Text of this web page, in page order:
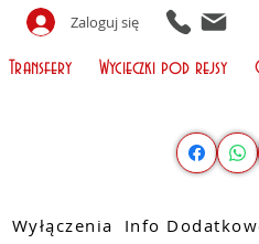
Zaloguj się
Transfery Wycieczki pod rejsy
Wyłączenia Info